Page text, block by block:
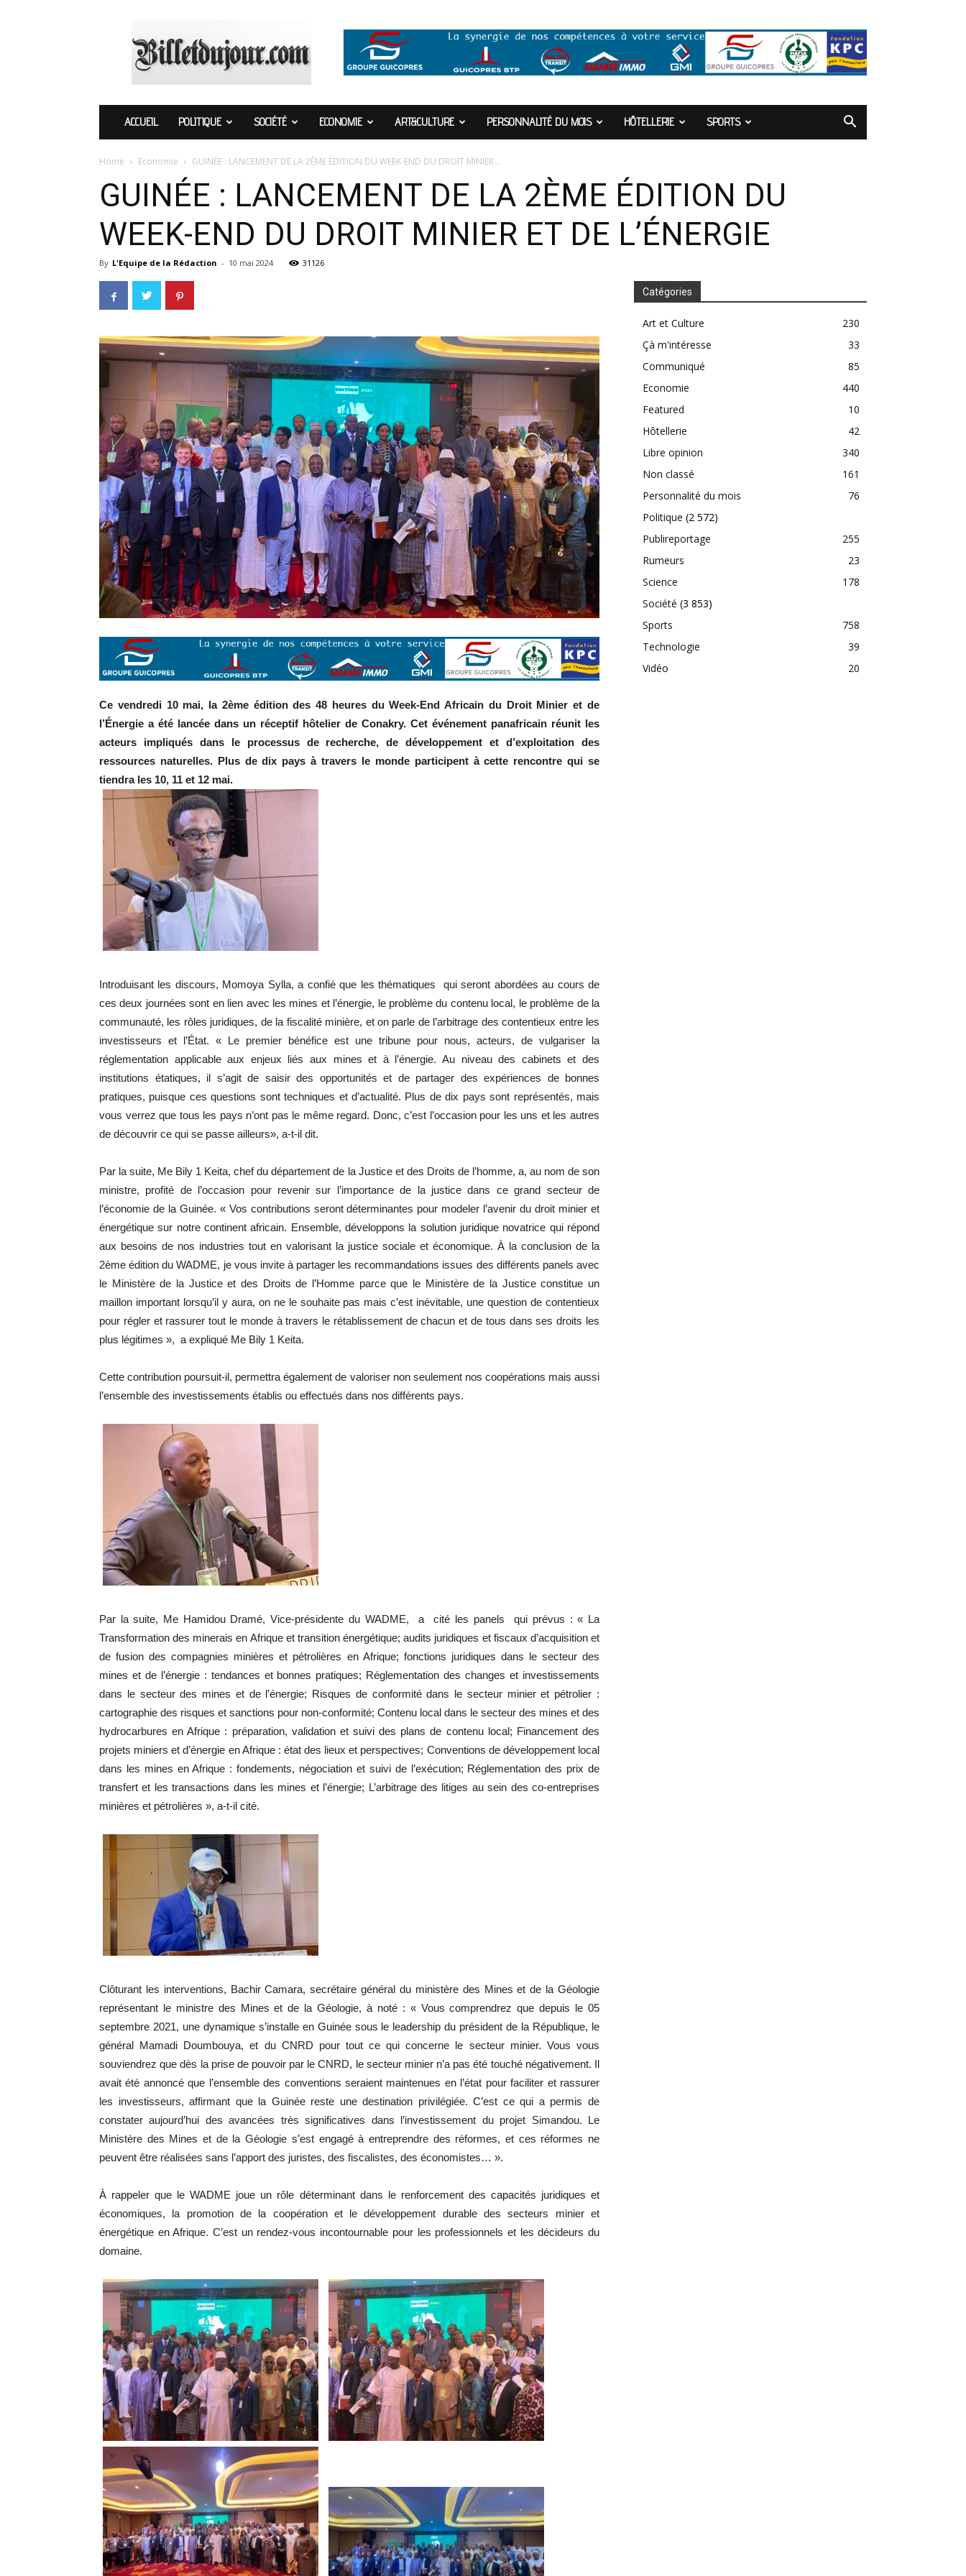
ACCUEIL POLITIQUE SOCIÉTÉ ECONOMIE ART&CULTURE PERSONNALITÉ DU MOIS HÔTELLERIE SPORTS
Home Economie GUINÉE : LANCEMENT DE LA 2ÈME ÉDITION DU WEEK-END DU DROIT MINIER...
GUINÉE : LANCEMENT DE LA 2ÈME ÉDITION DU
WEEK-END DU DROIT MINIER ET DE L’ÉNERGIE
By L'Equipe de la Rédaction - 10 mai 2024 31126
Ce vendredi 10 mai, la 2ème édition des 48 heures du Week-End Africain du Droit Minier et de
l’Énergie a été lancée dans un réceptif hôtelier de Conakry. Cet événement panafricain réunit les
acteurs impliqués dans le processus de recherche, de développement et d’exploitation des
ressources naturelles. Plus de dix pays à travers le monde participent à cette rencontre qui se
tiendra les 10, 11 et 12 mai.
Introduisant les discours, Momoya Sylla, a confié que les thématiques qui seront abordées au cours de
ces deux journées sont en lien avec les mines et l’énergie, le problème du contenu local, le problème de la
communauté, les rôles juridiques, de la fiscalité minière, et on parle de l’arbitrage des contentieux entre les
investisseurs et l’État. « Le premier bénéfice est une tribune pour nous, acteurs, de vulgariser la
réglementation applicable aux enjeux liés aux mines et à l’énergie. Au niveau des cabinets et des
institutions étatiques, il s’agit de saisir des opportunités et de partager des expériences de bonnes
pratiques, puisque ces questions sont techniques et d’actualité. Plus de dix pays sont représentés, mais
vous verrez que tous les pays n’ont pas le même regard. Donc, c’est l’occasion pour les uns et les autres
de découvrir ce qui se passe ailleurs», a-t-il dit.
Par la suite, Me Bily 1 Keita, chef du département de la Justice et des Droits de l’homme, a, au nom de son
ministre, profité de l’occasion pour revenir sur l’importance de la justice dans ce grand secteur de
l’économie de la Guinée. « Vos contributions seront déterminantes pour modeler l’avenir du droit minier et
énergétique sur notre continent africain. Ensemble, développons la solution juridique novatrice qui répond
aux besoins de nos industries tout en valorisant la justice sociale et économique. À la conclusion de la
2ème édition du WADME, je vous invite à partager les recommandations issues des différents panels avec
le Ministère de la Justice et des Droits de l’Homme parce que le Ministère de la Justice constitue un
maillon important lorsqu’il y aura, on ne le souhaite pas mais c’est inévitable, une question de contentieux
pour régler et rassurer tout le monde à travers le rétablissement de chacun et de tous dans ses droits les
plus légitimes », a expliqué Me Bily 1 Keita.
Cette contribution poursuit-il, permettra également de valoriser non seulement nos coopérations mais aussi
l’ensemble des investissements établis ou effectués dans nos différents pays.
Par la suite, Me Hamidou Dramé, Vice-présidente du WADME, a cité les panels qui prévus : « La
Transformation des minerais en Afrique et transition énergétique; audits juridiques et fiscaux d’acquisition et
de fusion des compagnies minières et pétrolières en Afrique; fonctions juridiques dans le secteur des
mines et de l’énergie : tendances et bonnes pratiques; Réglementation des changes et investissements
dans le secteur des mines et de l’énergie; Risques de conformité dans le secteur minier et pétrolier :
cartographie des risques et sanctions pour non-conformité; Contenu local dans le secteur des mines et des
hydrocarbures en Afrique : préparation, validation et suivi des plans de contenu local; Financement des
projets miniers et d’énergie en Afrique : état des lieux et perspectives; Conventions de développement local
dans les mines en Afrique : fondements, négociation et suivi de l’exécution; Réglementation des prix de
transfert et les transactions dans les mines et l’énergie; L’arbitrage des litiges au sein des co-entreprises
minières et pétrolières », a-t-il cité.
Clôturant les interventions, Bachir Camara, secrétaire général du ministère des Mines et de la Géologie
représentant le ministre des Mines et de la Géologie, à noté : « Vous comprendrez que depuis le 05
septembre 2021, une dynamique s’installe en Guinée sous le leadership du président de la République, le
général Mamadi Doumbouya, et du CNRD pour tout ce qui concerne le secteur minier. Vous vous
souviendrez que dès la prise de pouvoir par le CNRD, le secteur minier n’a pas été touché négativement. Il
avait été annoncé que l’ensemble des conventions seraient maintenues en l’état pour faciliter et rassurer
les investisseurs, affirmant que la Guinée reste une destination privilégiée. C’est ce qui a permis de
constater aujourd’hui des avancées très significatives dans l’investissement du projet Simandou. Le
Ministère des Mines et de la Géologie s’est engagé à entreprendre des réformes, et ces réformes ne
peuvent être réalisées sans l’apport des juristes, des fiscalistes, des économistes… ».
À rappeler que le WADME joue un rôle déterminant dans le renforcement des capacités juridiques et
économiques, la promotion de la coopération et le développement durable des secteurs minier et
énergétique en Afrique. C’est un rendez-vous incontournable pour les professionnels et les décideurs du
domaine.
Catégories
Art et Culture
230
Çà m'intéresse
33
Communiqué
85
Economie
440
Featured
10
Hôtellerie
42
Libre opinion
340
Non classé
161
Personnalité du mois
76
Politique (2 572)
Publireportage
255
Rumeurs
23
Science
178
Société (3 853)
Sports
758
Technologie
39
Vidéo
20